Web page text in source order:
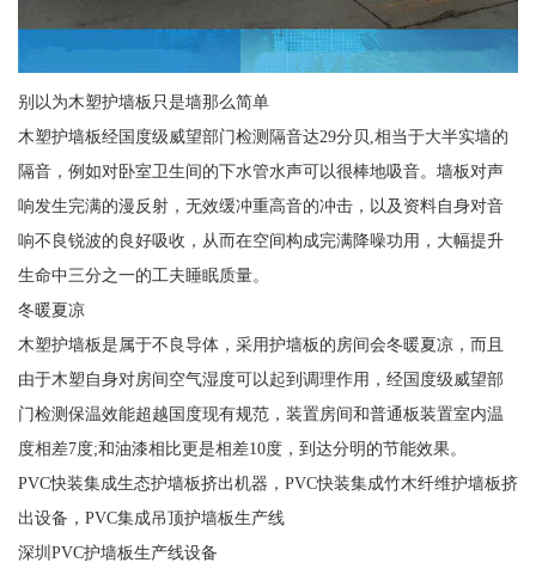
别以为木塑护墙板只是墙那么简单
木塑护墙板经国度级威望部门检测隔音达29分贝,相当于大半实墙的
隔音，例如对卧室卫生间的下水管水声可以很棒地吸音。墙板对声
响发生完满的漫反射，无效缓冲重高音的冲击，以及资料自身对音
响不良锐波的良好吸收，从而在空间构成完满降噪功用，大幅提升
生命中三分之一的工夫睡眠质量。
冬暖夏凉
木塑护墙板是属于不良导体，采用护墙板的房间会冬暖夏凉，而且
由于木塑自身对房间空气湿度可以起到调理作用，经国度级威望部
门检测保温效能超越国度现有规范，装置房间和普通板装置室内温
度相差7度;和油漆相比更是相差10度，到达分明的节能效果。
PVC快装集成生态护墙板挤出机器，PVC快装集成竹木纤维护墙板挤
出设备，PVC集成吊顶护墙板生产线
深圳PVC护墙板生产线设备